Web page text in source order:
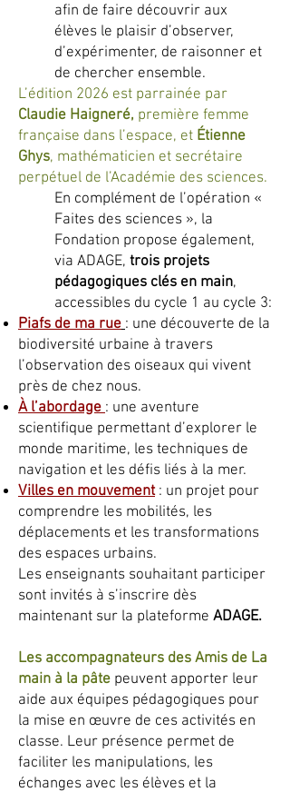
afin de faire découvrir aux
élèves le plaisir d’observer,
d’expérimenter, de raisonner et
de chercher ensemble.
L’édition 2026 est parrainée par
Claudie Haigneré, première femme
française dans l’espace, et Étienne
Ghys, mathématicien et secrétaire
perpétuel de l’Académie des sciences.
En complément de l’opération «
Faites des sciences », la
Fondation propose également,
via ADAGE, trois projets
pédagogiques clés en main,
accessibles du cycle 1 au cycle 3:
Piafs de ma rue : une découverte de la
biodiversité urbaine à travers
l’observation des oiseaux qui vivent
près de chez nous.
À l’abordage: une aventure
scientifique permettant d’explorer le
monde maritime, les techniques de
navigation et les défis liés à la mer.
Villes en mouvement : un projet pour
comprendre les mobilités, les
déplacements et les transformations
des espaces urbains.
Les enseignants souhaitant participer
sont invités à s’inscrire dès
maintenant sur la plateforme ADAGE.
Les accompagnateurs des Amis de La
main à la pâte peuvent apporter leur
aide aux équipes pédagogiques pour
la mise en œuvre de ces activités en
classe. Leur présence permet de
faciliter les manipulations, les
échanges avec les élèves et la